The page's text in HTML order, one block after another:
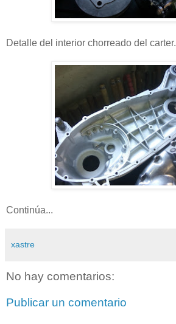
Detalle del interior chorreado del carter.
Continúa...
xastre
No hay comentarios:
Publicar un comentario